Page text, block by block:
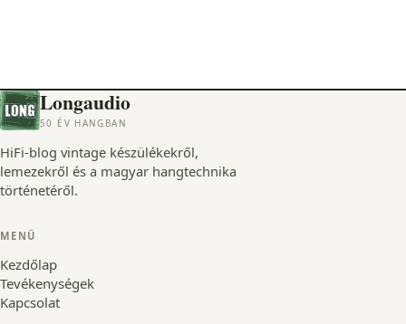
Longaudio
50 ÉV HANGBAN
HiFi-blog vintage készülékekről,
lemezekről és a magyar hangtechnika
történetéről.
MENÜ
Kezdőlap
Tevékenységek
Kapcsolat